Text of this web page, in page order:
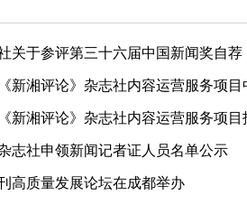
关于参评第三十六届中国新闻奖自
新湘评论》杂志社内容运营服务项
新湘评论》杂志社内容运营服务项目
志社申领新闻记者证人员名单公示
高质量发展论坛在成都举办